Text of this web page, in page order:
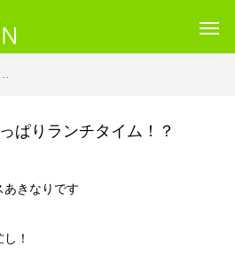
就労継続支援Ｂ型・ニコプレイス
ぱりランチタイム！？
あきなりです
！